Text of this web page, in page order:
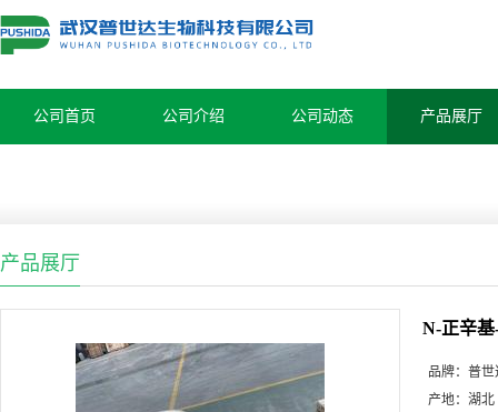
公司首页 公司介绍 公司动态 产品展厅
产品展厅
N-正辛
品牌： 普世
产地： 湖北